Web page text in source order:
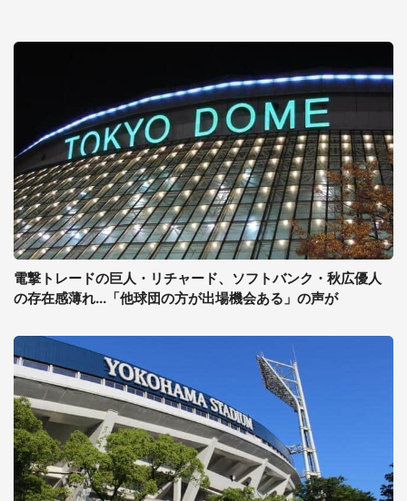
電撃トレードの巨人・リチャード、ソフトバンク・秋広優人
の存在感薄れ...「他球団の方が出場機会ある」の声が